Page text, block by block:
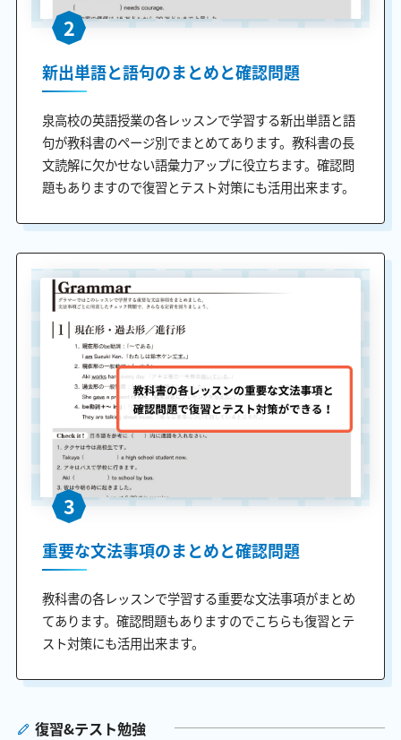
2
新出単語と語句のまとめと確認問題
泉高校の英語授業の各レッスンで学習する新出単語と語
句が教科書のページ別でまとめてあります。教科書の長
文読解に欠かせない語彙力アップに役立ちます。確認問
題もありますので復習とテスト対策にも活用出来ます。
3
重要な文法事項のまとめと確認問題
教科書の各レッスンで学習する重要な文法事項がまとめ
てあります。確認問題もありますのでこちらも復習とテ
スト対策にも活用出来ます。
復習&テスト勉強